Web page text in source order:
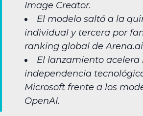
Image Creator.
El modelo saltó a la
individual y tercera por
ranking global de
El lanzamiento acelera
independencia
Microsoft frente a los
OpenAI.